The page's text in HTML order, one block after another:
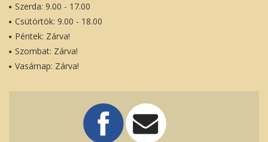
Szerda: 9.00 - 17.00
Csütörtök: 9.00 - 18.00
Péntek: Zárva!
Szombat: Zárva!
Vasárnap: Zárva!